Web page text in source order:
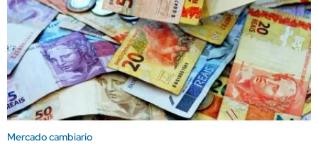
Mercado cambiario